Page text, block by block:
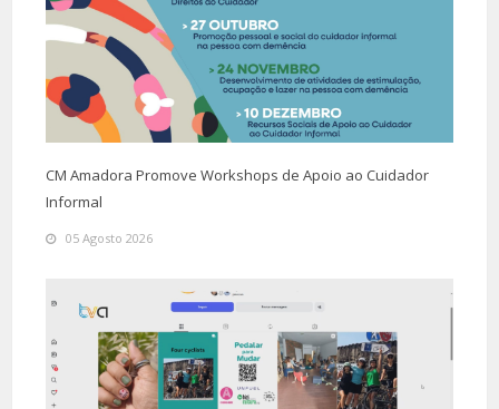
CM Amadora Promove Workshops de Apoio ao Cuidador
Informal
05 Agosto 2026